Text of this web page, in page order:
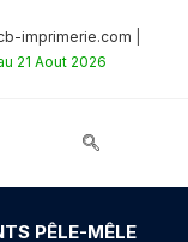
imprimerie.com
21 Aout 2026
PÊLE-MÊLE